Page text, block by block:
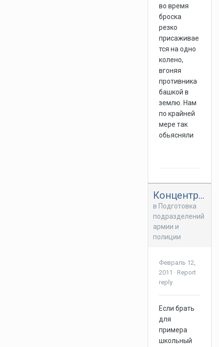
во время
броска
резко
присаживае
тся на одно
колено,
вгоняя
противника
башкой в
землю. Нам
по крайней
мере так
обьясняли
Концентрация внимания в головном дозоре
в Подготовка
подразделений
армии и
полиции
Февраль 12,
2011 · Report
reply
Если брать
для
примера
школьный